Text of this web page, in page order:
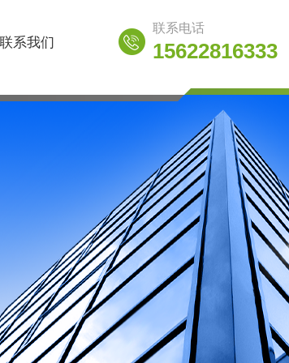
联系我们
联系电话
15622816333